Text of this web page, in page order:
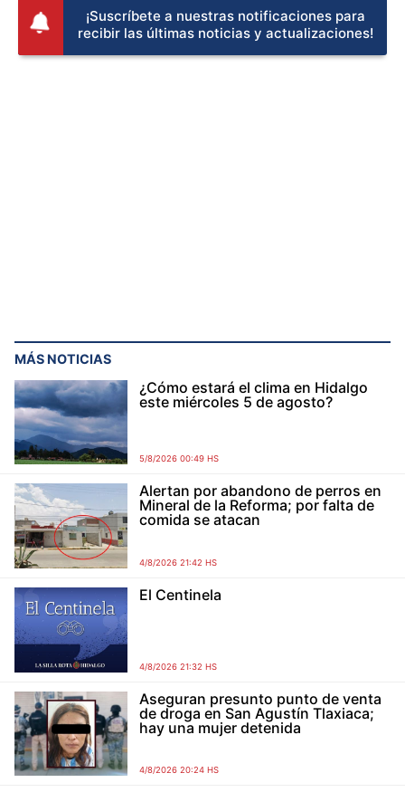
¡Suscríbete a nuestras notificaciones para
recibir las últimas noticias y actualizaciones!
MÁS NOTICIAS
¿Cómo estará el clima en Hidalgo
este miércoles 5 de agosto?
5/8/2026 00:49 HS
Alertan por abandono de perros en
Mineral de la Reforma; por falta de
comida se atacan
4/8/2026 21:42 HS
El Centinela
4/8/2026 21:32 HS
Aseguran presunto punto de venta
de droga en San Agustín Tlaxiaca;
hay una mujer detenida
4/8/2026 20:24 HS